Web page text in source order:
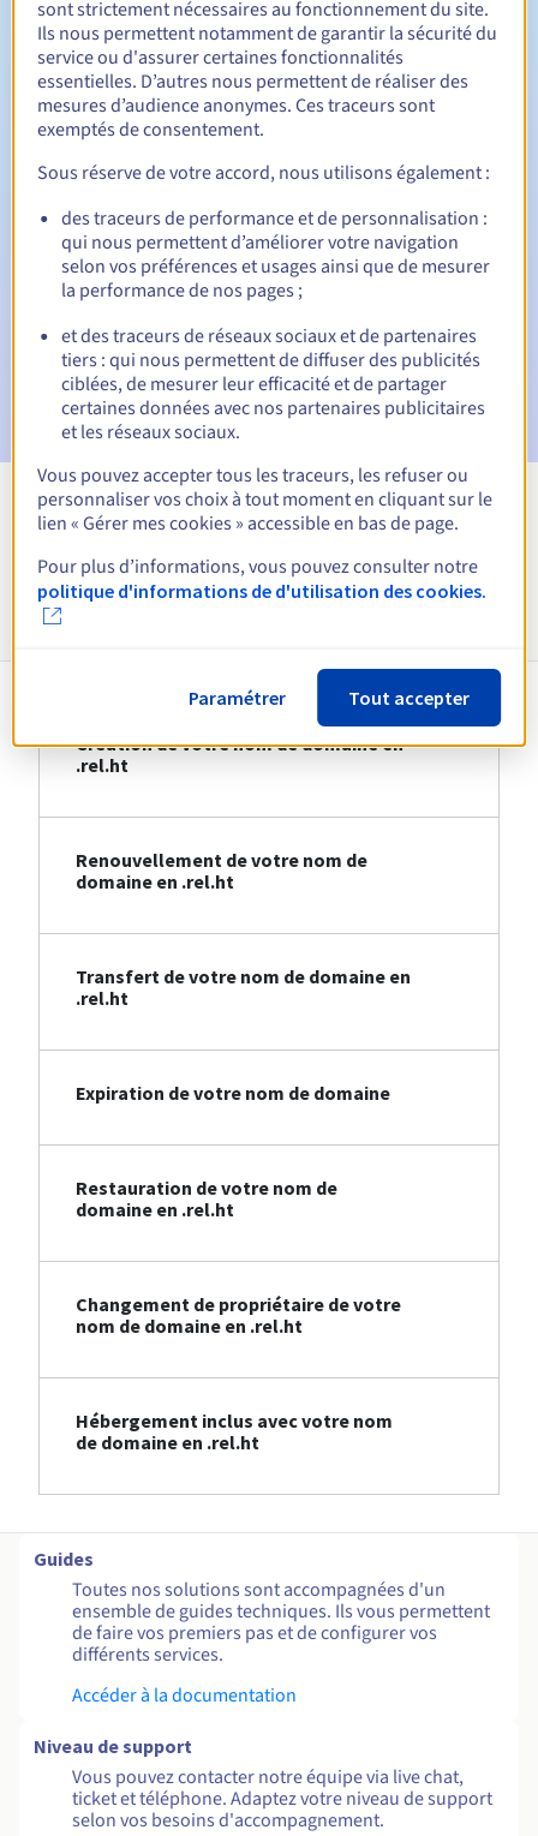
Période de rédemption 30 jours
Notifications automatiques :
Emails d'avertissement :60, 30, 15, 7 et 3 jours avant la
date d'échéance
E-mail le jour de l'expirationpour notification de la
E-mail après la Redemption Grace Periodpour
notification de la suppression du nom de domaine
Voir toutes les extensions
Informations sur le .rel.ht
Création de votre nom de domaine en
.rel.ht
Renouvellement de votre nom de
domaine en .rel.ht
Transfert de votre nom de domaine en
.rel.ht
Expiration de votre nom de domaine
Restauration de votre nom de
domaine en .rel.ht
Changement de propriétaire de votre
nom de domaine en .rel.ht
Hébergement inclus avec votre nom
de domaine en .rel.ht
Guides
Toutes nos solutions sont accompagnées d'un
ensemble de guides techniques. Ils vous permettent
de faire vos premiers pas et de configurer vos
différents services.
Accéder à la documentation
Niveau de support
Vous pouvez contacter notre équipe via live chat,
ticket et téléphone. Adaptez votre niveau de support
selon vos besoins d'accompagnement.
sont strictement nécessaires au fonctionnement du site.
Ils nous permettent notamment de garantir la sécurité du
service ou d'assurer certaines fonctionnalités
essentielles. D’autres nous permettent de réaliser des
mesures d’audience anonymes. Ces traceurs sont
exemptés de consentement.
Sous réserve de votre accord, nous utilisons également :
des traceurs de performance et de personnalisation :
qui nous permettent d’améliorer votre navigation
selon vos préférences et usages ainsi que de mesurer
la performance de nos pages ;
et des traceurs de réseaux sociaux et de partenaires
tiers : qui nous permettent de diffuser des publicités
ciblées, de mesurer leur efficacité et de partager
certaines données avec nos partenaires publicitaires
et les réseaux sociaux.
Vous pouvez accepter tous les traceurs, les refuser ou
personnaliser vos choix à tout moment en cliquant sur le
lien « Gérer mes cookies » accessible en bas de page.
Pour plus d’informations, vous pouvez consulter notre
politique d'informations de d'utilisation des cookies.
Paramétrer Tout accepter